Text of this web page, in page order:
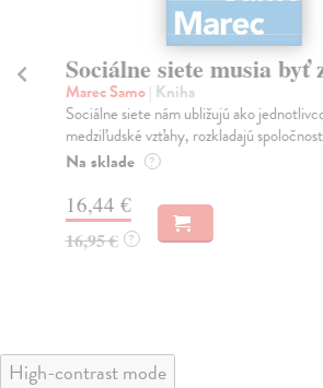
Sociálne siete musia byť
Marec Samo| Kniha
Sociálne siete nám ubližujú ako
medziľudské vzťahy, rozkladajú
Na sklade ?
16,44 €
16,95 € ?
High-contrast mode